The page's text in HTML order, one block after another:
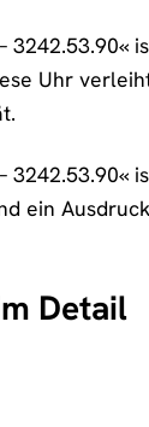
Uhr
ein
Detail